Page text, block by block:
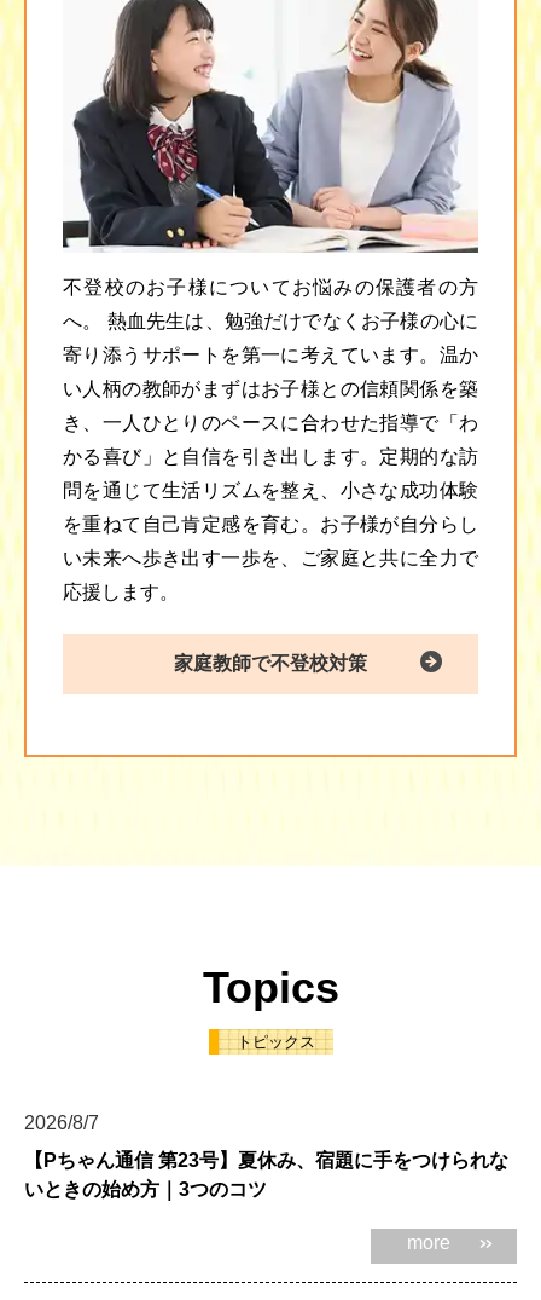
不登校のお子様についてお悩みの保護者の方
へ。 熱血先生は、勉強だけでなくお子様の心に
寄り添うサポートを第一に考えています。温か
い人柄の教師がまずはお子様との信頼関係を築
き、一人ひとりのペースに合わせた指導で「わ
かる喜び」と自信を引き出します。定期的な訪
問を通じて生活リズムを整え、小さな成功体験
を重ねて自己肯定感を育む。お子様が自分らし
い未来へ歩き出す一歩を、ご家庭と共に全力で
応援します。
家庭教師で不登校対策
Topics
トピックス
2026/8/7
【Pちゃん通信 第23号】夏休み、宿題に手をつけられな
いときの始め方｜3つのコツ
more